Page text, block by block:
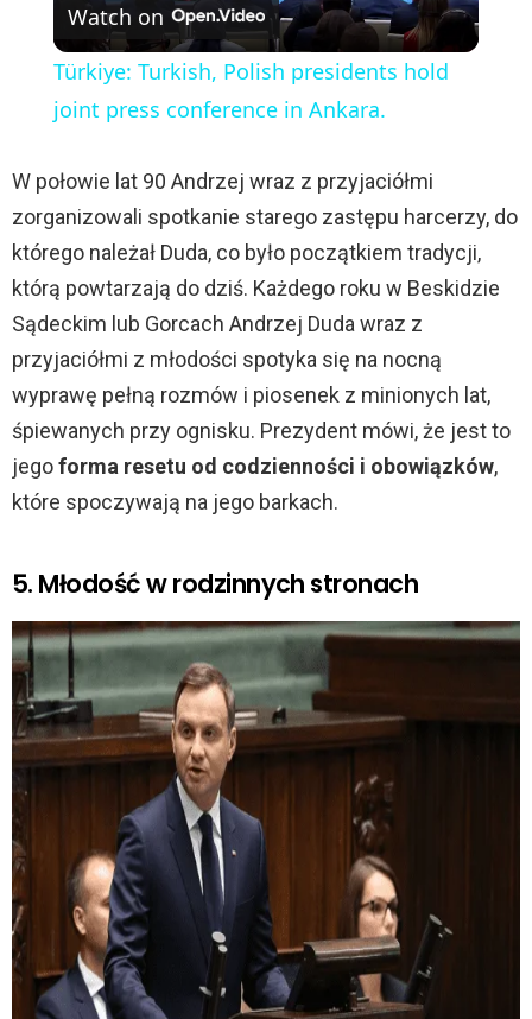
l
a
y
V
i
d
e
Watch on
Türkiye: Turkish, Polish presidents hold
joint press conference in Ankara.
W połowie lat 90 Andrzej wraz z przyjaciółmi
zorganizowali spotkanie starego zastępu harcerzy, do
którego należał Duda, co było początkiem tradycji,
którą powtarzają do dziś. Każdego roku w Beskidzie
Sądeckim lub Gorcach Andrzej Duda wraz z
przyjaciółmi z młodości spotyka się na nocną
wyprawę pełną rozmów i piosenek z minionych lat,
śpiewanych przy ognisku. Prezydent mówi, że jest to
jegoforma resetu od codzienności i obowiązków,
które spoczywają na jego barkach.
5. Młodość w rodzinnych stronach